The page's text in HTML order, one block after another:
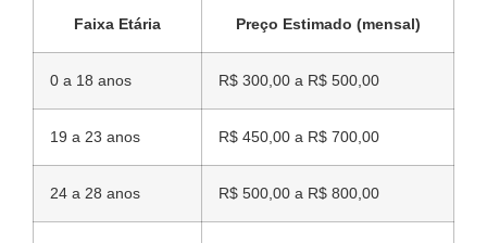
Faixa Etária Preço Estimado (mensal)
0 a 18 anos R$ 300,00 a R$ 500,00
19 a 23 anos R$ 450,00 a R$ 700,00
24 a 28 anos R$ 500,00 a R$ 800,00